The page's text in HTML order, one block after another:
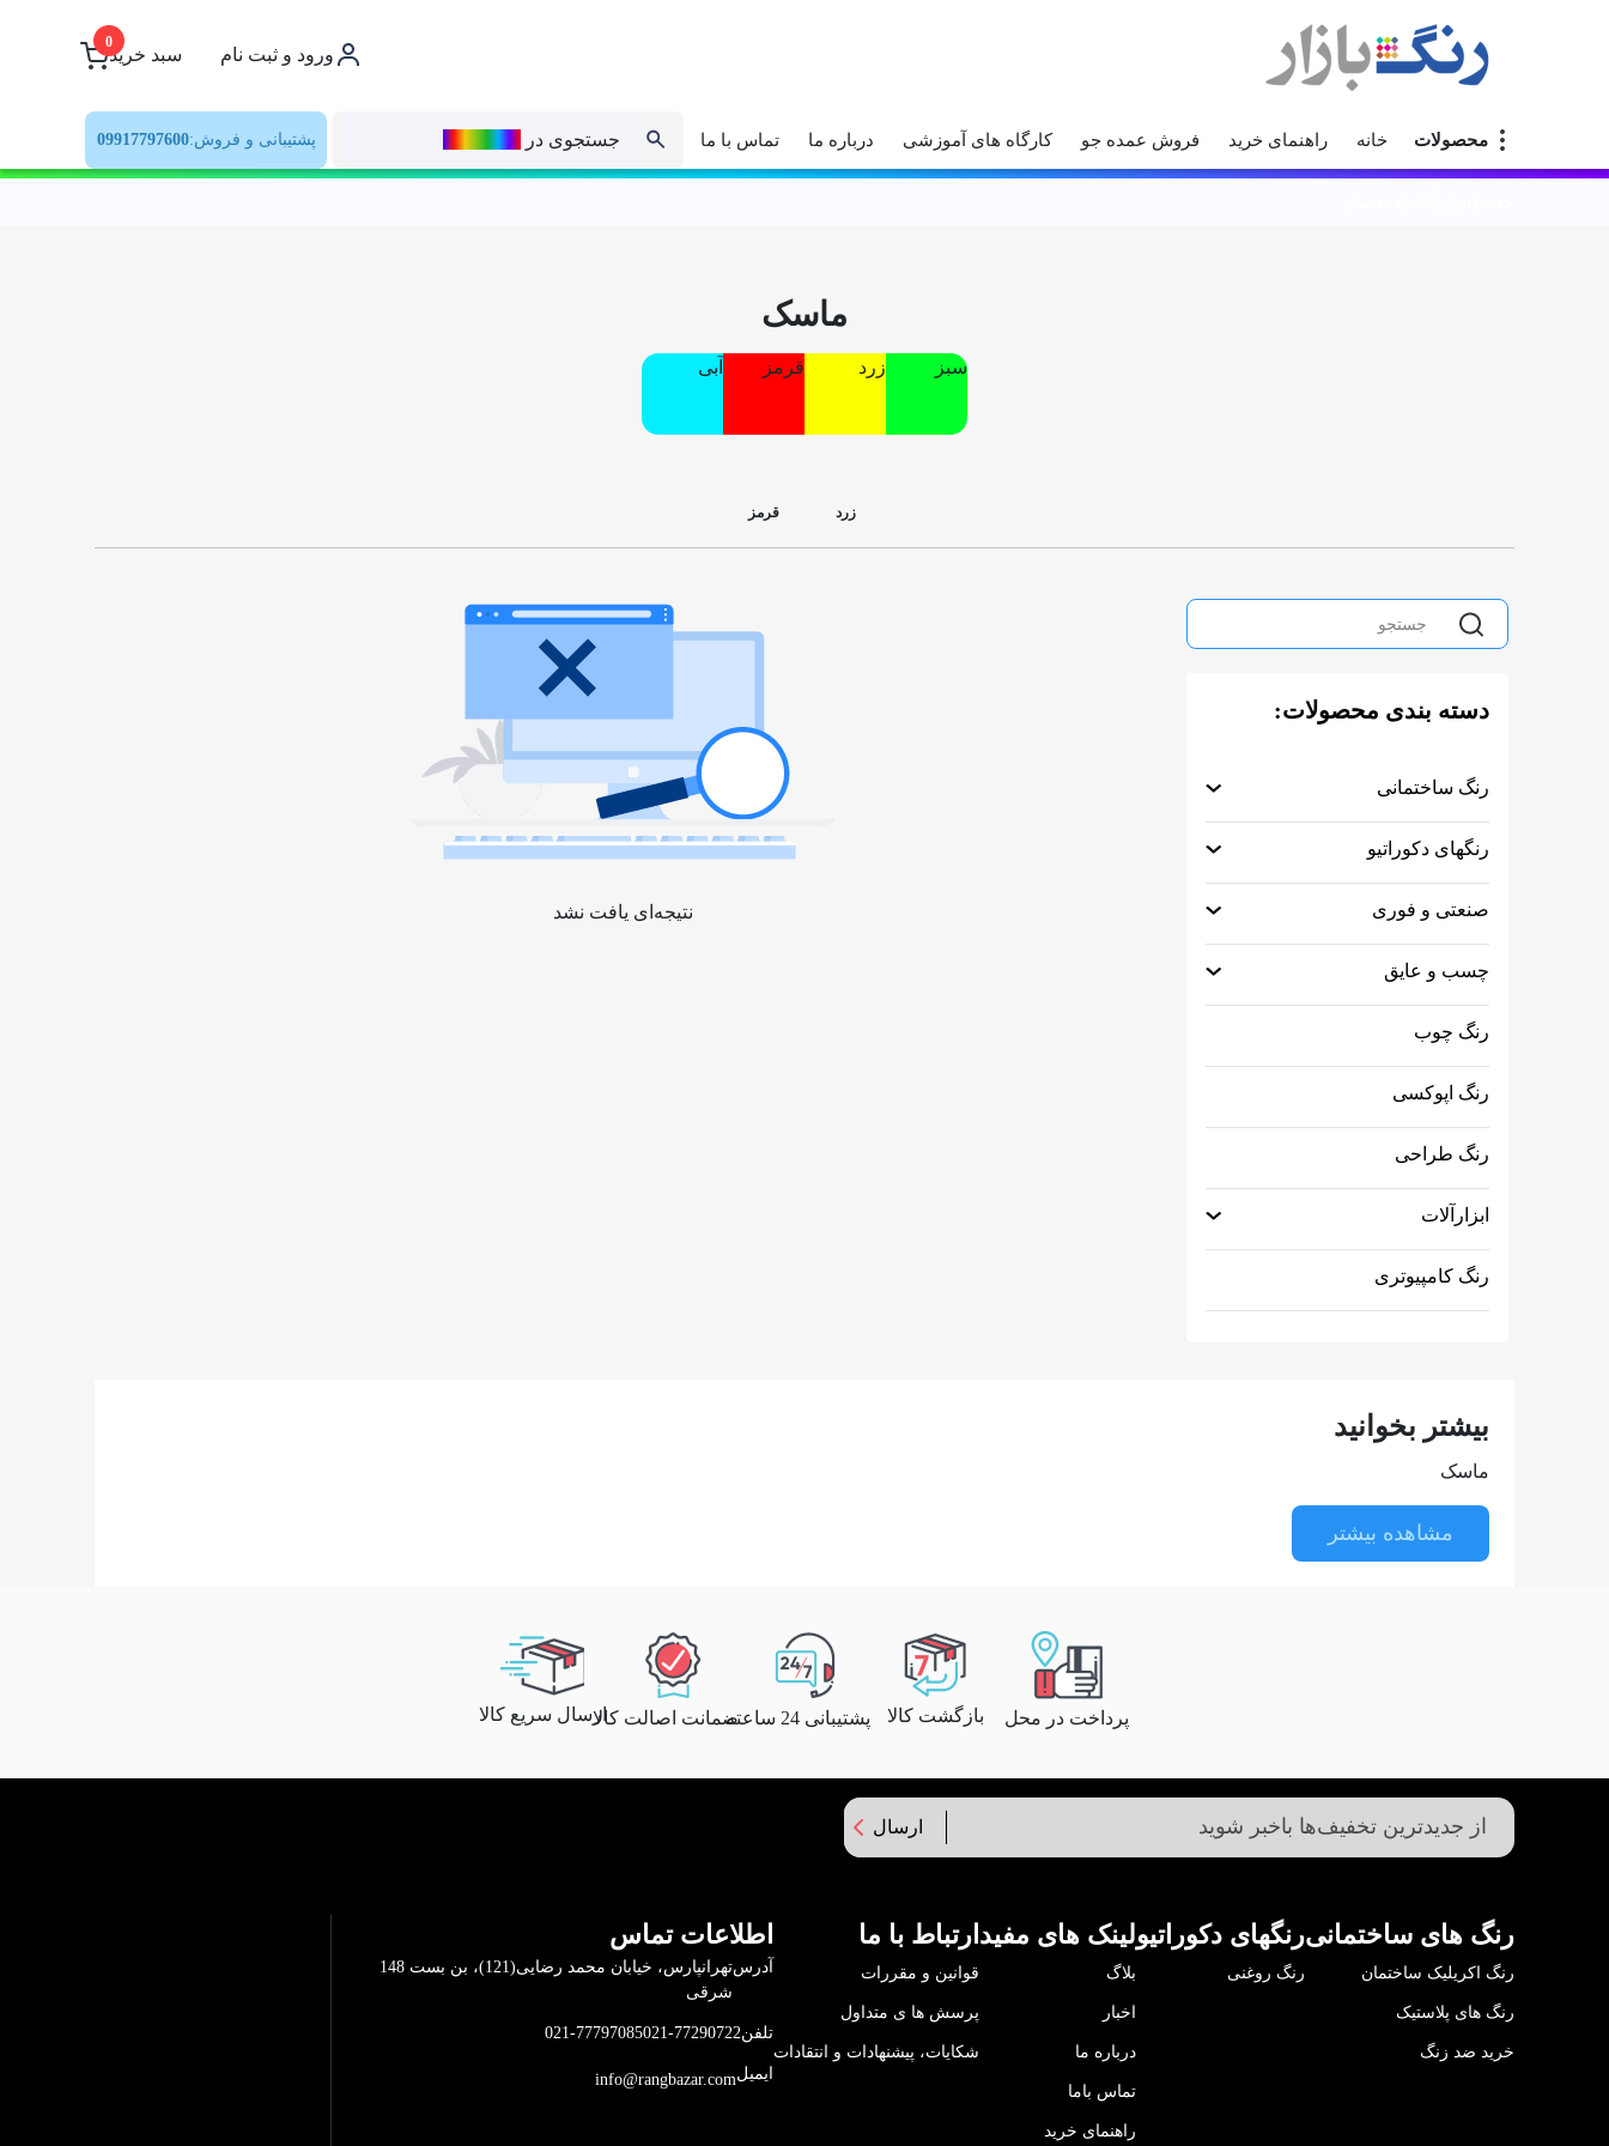
ورود و ثبت نام سبد خرید
0
محصولات خانه راهنمای خرید فروش عمده جو کارگاه های آموزشی درباره ما تماس با ما جستجوی در پشتیبانی و فروش:09917797600
ماسک
ِسبز زرد قرمز آبی
دسته بندی محصولات:
رنگ ساختمانی
رنگهای دکوراتیو
صنعتی و فوری
چسب و عایق
رنگ چوب
رنگ اپوکسی
رنگ طراحی
ابزارآلات
رنگ کامپیوتری
نتیجه‌ای یافت نشد
بیشتر بخوانید
ماسک
مشاهده بیشتر
پرداخت در محل بازگشت کالا پشتیبانی 24 ساعته ضمانت اصالت کالاارسال سریع کالا
ارسال
رنگ های ساختمانی
رنگ اکریلیک ساختمان
رنگ های پلاستیک
خرید ضد زنگ
رنگهای دکوراتیو
رنگ روغنی
لینک های مفید
بلاگ
اخبار
درباره ما
تماس باما
راهنمای خرید
ارتباط با ما
قوانین و مقررات
پرسش ها ی متداول
شکایات، پیشنهادات و انتقادات
اطلاعات تماس
آدرس
تهرانپارس، خیابان محمد رضایی(121)، بن بست 148
شرقی
تلفن021-77290722
021-77797085
ایمیلinfo@rangbazar.com